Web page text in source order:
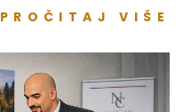
PROČITAJ VIŠE